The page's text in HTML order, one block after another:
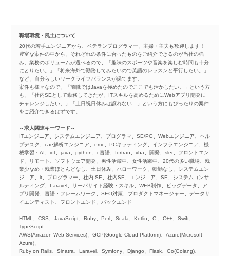
職場環境・風土について
20代の若手エンジニアから、ベテランプログラマー、主婦・主夫も歓迎します！
豊富な案件の中から、それぞれの条件に合ったものをご紹介できるのが当社の強
み。業務のボリュームが選べるので、「趣味のスポーツや音楽を楽しむ時間も十分
にとりたい。」「将来海外で勤務してみたいので英語のレッスンと平行したい。」
など、自分らしいワークライフバランスが保てます。
案件も様々なので、「前職ではJavaを極めたのでここでも活かしたい。」という方
も、「社内SEとして勤務してきたが、ITスキルを高めるためにWebアプリ開発に
チャレンジしたい。」「土日祝日休みは譲れない…」という方にもぴったりの案件
をご紹介できるはずです。
～求人関連キーワード～
ITエンジニア、システムエンジニア、プログラマ、SE/PG、Webエンジニア、ヘル
プデスク、cae解析エンジニア、emc、PCキッティング、インフラエンジニア、機
械学習・AI、iot、java、python、c言語、fortran、vba、開発、sler、フロントエン
ド、リモート、ソフトウェア開発、男性活躍中、女性活躍中、20代の多い職場、残
業少なめ・残業ほとんどなし、土日休み、ハローワーク、転勤なし、システムエン
ジニア、it、プログラマー、社内 SE、社内SE、エンジニア、SE、システムコンサ
ルティング、Laravel、サーバサイド経験・スキル、WEB制作、ビッグデータ、ア
プリ開発、言語・フレームワーク、SEO対策、プロダクトマネージャー、データサ
イエンティスト、フロントエンド、バックエンド
HTML、CSS、JavaScript、Ruby、Perl、Scala、Kotlin、C 、C++、Swift、
TypeScript
AWS(Amazon Web Services)、GCP(Google Cloud Platform)、Azure(Microsoft
Azure)、
Ruby on Rails、Sinatra、Laravel、Symfony、Django、Flask、Go(Golang)、